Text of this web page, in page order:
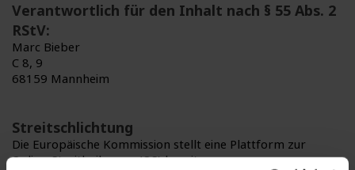
Verantwortlich für den Inhalt nach § 55 Abs. 2
RStV:
Marc Bieber
C 8, 9
68159 Mannheim
Streitschlichtung
Die Europäische Kommission stellt eine Plattform zur
Online-Streitbeilegung (OS) bereit: